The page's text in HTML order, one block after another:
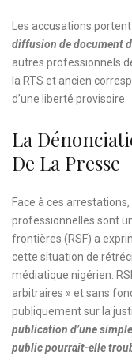
Les accusations
diffusion de document
autres professionnels
la RTS et ancien
d’une liberté provisoire.
La
De La Presse
Face à ces
professionnelles sont
frontières (RSF) a
cette situation de
médiatique nigérien.
arbitraires » et sans
publiquement sur la
publication d’une
public pourrait-elle